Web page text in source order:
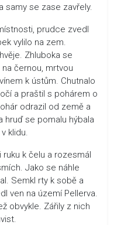
samy se zase zavřely.
prudce zvedl
vylilo na zem.
Zhluboka se
černou, mrtvou
k ústům. Chutnalo
a praštil s pohárem o
odrazil od země a
hruď se pomalu hýbala
klidu.
ruku k čelu a rozesmál
Jako se náhle
Semkl rty k sobě a
ven na území Pellerva.
obvykle. Zářily z nich